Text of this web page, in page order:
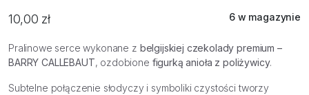
10,00 zł 6 w magazynie
Pralinowe serce wykonane z belgijskiej czekoladypremium –
BARRY CALLEBAUT, ozdobione figurką anioła z poliżywicy.
Subtelne połączenie słodyczy i symboliki czystości tworzy